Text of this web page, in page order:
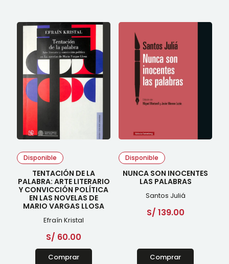
Disponible
TENTACIÓN DE LA
PALABRA: ARTE LITERARIO
Y CONVICCIÓN POLÍTICA
EN LAS NOVELAS DE
MARIO VARGAS LLOSA
Efraín Kristal
S/ 60.00
Comprar
Disponible
NUNCA SON INOCENTES
LAS PALABRAS
Santos Juliá
S/ 139.00
Comprar